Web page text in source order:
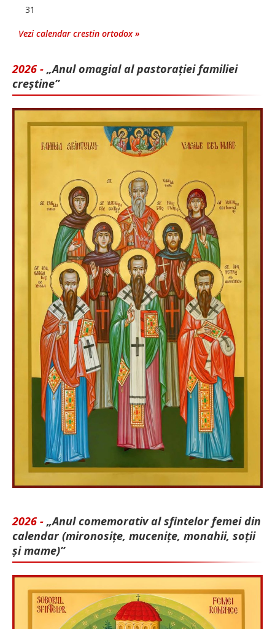
31
Vezi calendar crestin ortodox »
2026 - „Anul omagial al pastorației familiei
creștine”
2026 - „Anul comemorativ al sfintelor femei din
calendar (mironosițe, mu­cenițe, monahii, soții
și mame)”